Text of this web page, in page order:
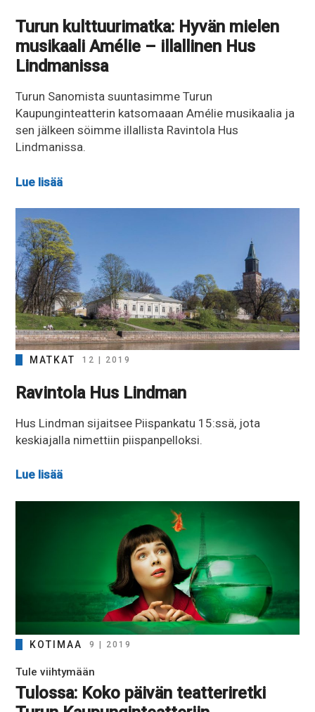
Turun kulttuurimatka: Hyvän mielen
musikaali Amélie – illallinen Hus
Lindmanissa
Turun Sanomista suuntasimme Turun
Kaupunginteatterin katsomaaan Amélie musikaalia ja
sen jälkeen söimme illallista Ravintola Hus
Lindmanissa.
Lue lisää
MATKAT 12 | 2019
Ravintola Hus Lindman
Hus Lindman sijaitsee Piispankatu 15:ssä, jota
keskiajalla nimettiin piispanpelloksi.
Lue lisää
KOTIMAA 9 | 2019
Tule viihtymään
Tulossa: Koko päivän teatteriretki